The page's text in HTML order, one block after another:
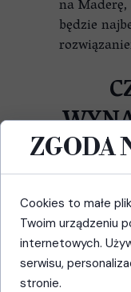
na
będzie
SUV na
Większość
można
zwykłym
SUV może
sytuacjach,
ZGODA
Cookies to małe
Twoim urządzeniu
internetowych.
serwisu,
stronie.